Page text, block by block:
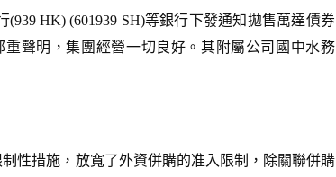
HK) (601939 SH)等銀行下發通知拋售萬達債券
聲明，集團經營一切良好。其附屬公司國中水務
性措施，放寬了外資併購的准入限制，除關聯併購